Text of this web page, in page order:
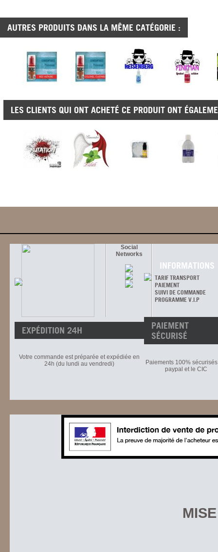
AUTRES PRODUITS DANS LA MÊME CATÉGORIE :
LES CLIENTS QUI ONT ACHETÉ CE PRODUIT ONT
Social
Networks
INFORMATIONS
TARIF TRANSPORT
PAIEMENT
SUIVI DE COMMANDE
PROGRAMME V.I.P
EXPÉDITION 24H
Votre commande est préparée et expédiée en
24h (du lundi au vendredi)
PAIEMENT
SÉCURISÉ
Paiements 100%
paypal et le CIC